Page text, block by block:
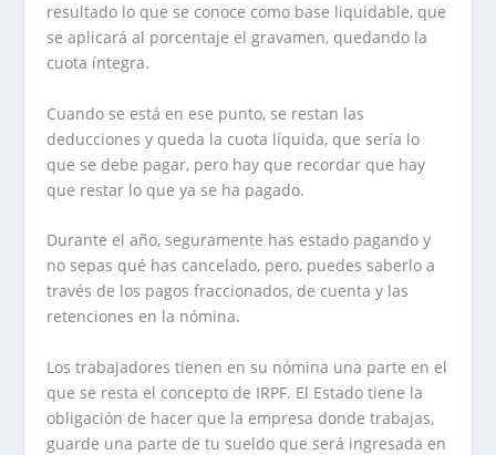
resultado lo que se conoce como base liquidable, que
se aplicará al porcentaje el gravamen, quedando la
cuota íntegra.
Cuando se está en ese punto, se restan las
deducciones y queda la cuota líquida, que sería lo
que se debe pagar, pero hay que recordar que hay
que restar lo que ya se ha pagado.
Durante el año, seguramente has estado pagando y
no sepas qué has cancelado, pero, puedes saberlo a
través de los pagos fraccionados, de cuenta y las
retenciones en la nómina.
Los trabajadores tienen en su nómina una parte en el
que se resta el concepto de IRPF. El Estado tiene la
obligación de hacer que la empresa donde trabajas,
guarde una parte de tu sueldo que será ingresada en